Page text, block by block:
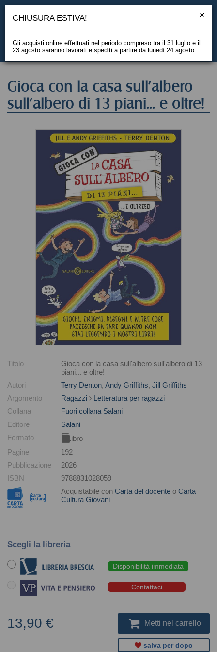
EN
Gioca con la casa sull'albero
sull'albero di 13 piani... e oltre!
Titolo
Gioca con la casa sull'albero sull'albero di 13
piani... e oltre!
Autori
Terry Denton, Andy Griffiths, Jill Griffiths
Argomento
Ragazzi
Letteratura per ragazzi
Collana
Fuori collana Salani
Editore
Salani
Formato
Libro
Pagine
192
Pubblicazione
2026
ISBN
9788831028059
Acquistabile con Carta del docente o Carta
Cultura Giovani
Scegli la libreria
Disponibilità immediata
Contattaci
13,90 € Metti nel carrello
salva per dopo
CHIUSURA ESTIVA!
Gli acquisti online effettuati nel periodo compreso tra il 31 luglio e il
23 agosto saranno lavorati e spediti a partire da lunedì 24 agosto.